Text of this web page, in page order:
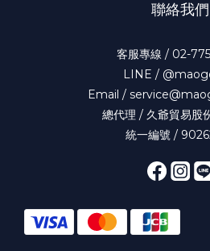
聯絡我們
客服專線 / 02-
LINE /
Email /
總代理 / 久爺貿易股
統一編號 /